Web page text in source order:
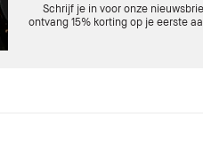
Schrijf je in voor onze
ontvang 15% korting op je eerste